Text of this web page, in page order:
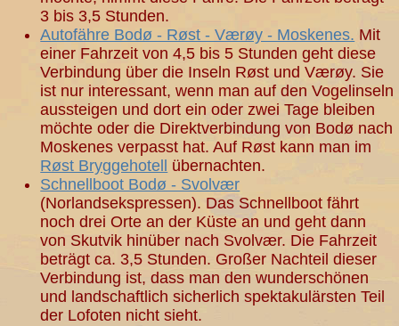
3 bis 3,5 Stunden.
Autofähre Bodø - Røst - Værøy - Moskenes. Mit
einer Fahrzeit von 4,5 bis 5 Stunden geht diese
Verbindung über die Inseln Røst und Værøy. Sie
ist nur interessant, wenn man auf den Vogelinseln
aussteigen und dort ein oder zwei Tage bleiben
möchte oder die Direktverbindung von Bodø nach
Moskenes verpasst hat. Auf Røst kann man im
Røst Bryggehotell
übernachten.
Schnellboot Bodø - Svolvær
(Norlandsekspressen). Das Schnellboot fährt
noch drei Orte an der Küste an und geht dann
von Skutvik hinüber nach Svolvær. Die Fahrzeit
beträgt ca. 3,5 Stunden. Großer Nachteil dieser
Verbindung ist, dass man den wunderschönen
und landschaftlich sicherlich spektakulärsten Teil
der Lofoten nicht sieht.